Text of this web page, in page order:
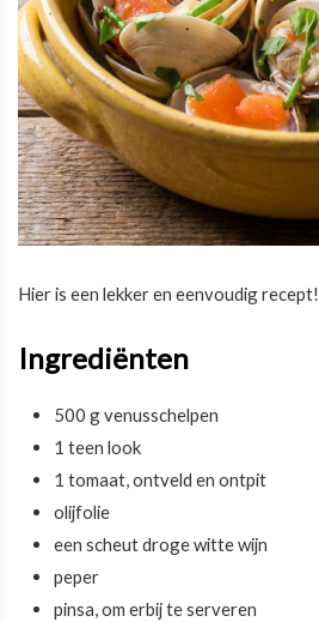
Hier is een lekker en eenvoudig recept!
Ingrediënten
500 g venusschelpen
1 teen look
1 tomaat, ontveld en ontpit
olijfolie
een scheut droge witte wijn
peper
pinsa, om erbij te serveren